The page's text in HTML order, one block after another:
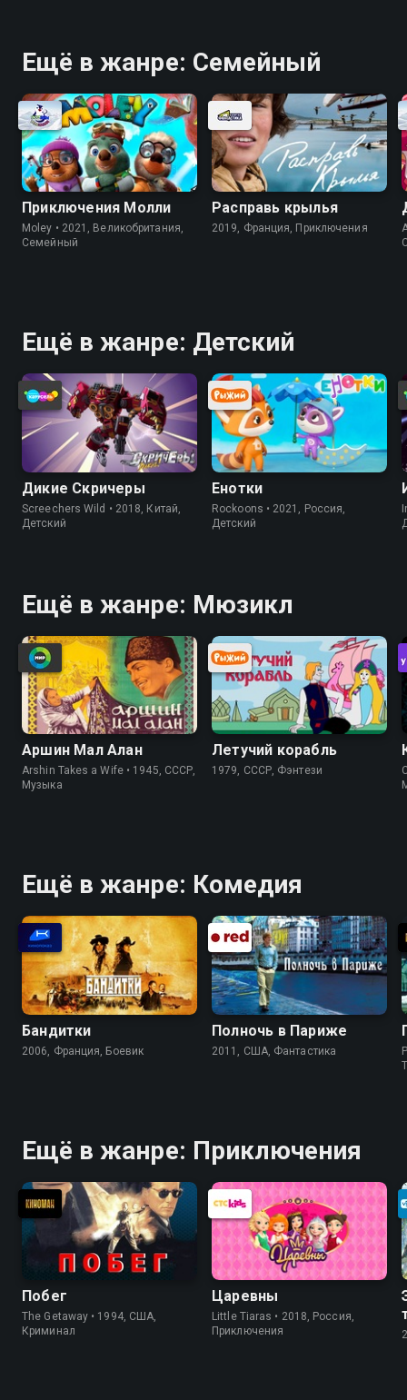
Ещё в жанре: Cемейный
Приключения Молли
Moley • 2021, Великобритания,
Cемейный
Расправь крылья
2019, Франция, Приключения
Ещё в жанре: Детский
Дикие Скричеры
Screechers Wild • 2018, Китай,
Детский
Енотки
Rockoons • 2021, Россия,
Детский
Ещё в жанре: Мюзикл
Аршин Мал Алан
Arshin Takes a Wife • 1945, СССР,
Музыка
Летучий корабль
1979, СССР, Фэнтези
Ещё в жанре: Комедия
Бандитки
2006, Франция, Боевик
Полночь в Париже
2011, США, Фантастика
Ещё в жанре: Приключения
Побег
The Getaway • 1994, США,
Криминал
Царевны
Little Tiaras • 2018, Россия,
Приключения